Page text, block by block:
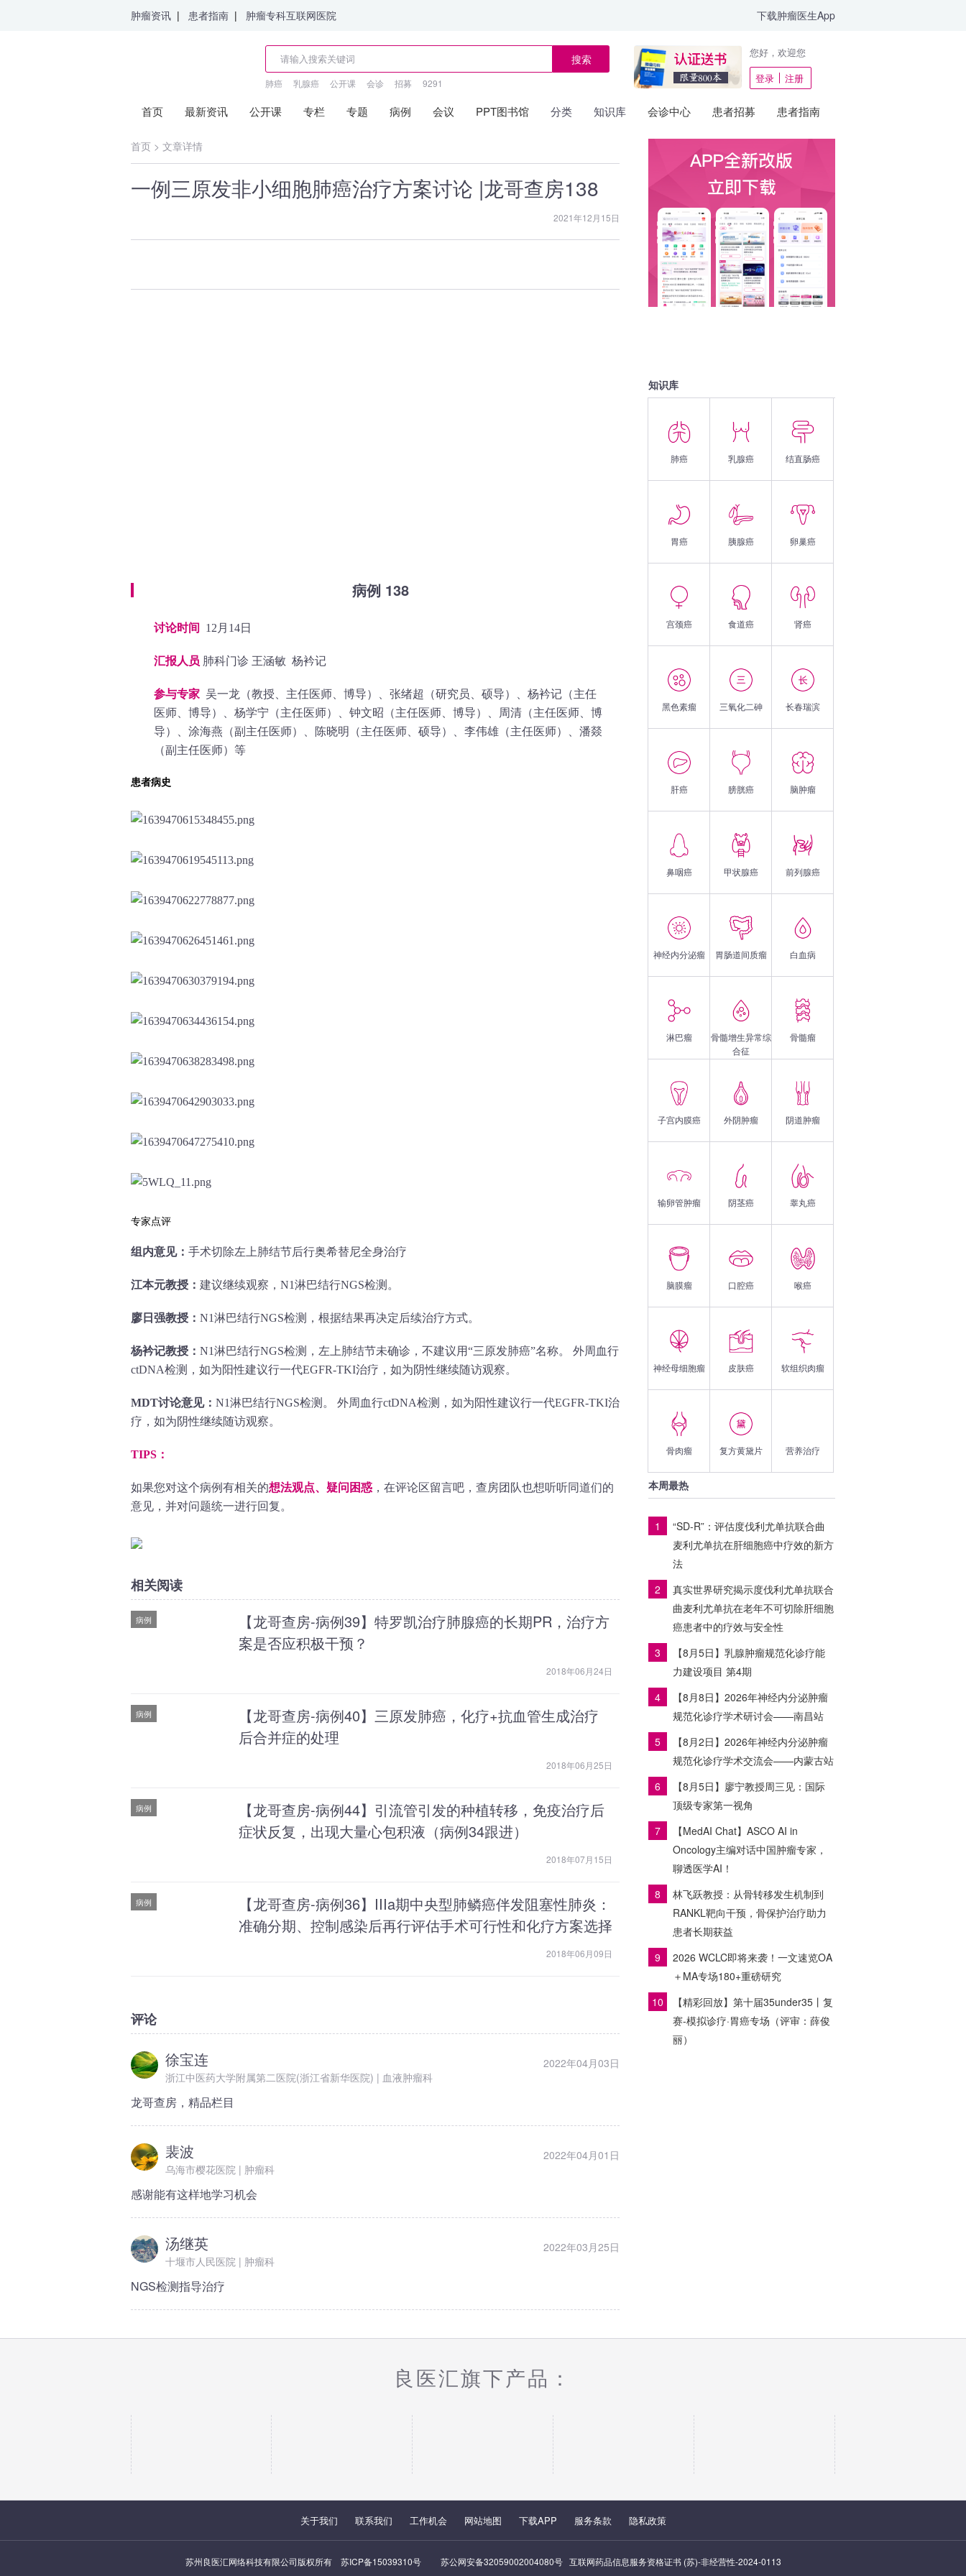
肿瘤资讯 | 患者指南 | 肿瘤专科互联网医院 下载肿瘤医生App
搜索
肺癌 乳腺癌 公开课 会诊 招募 9291
您好，欢迎您
登录
注册
首页 最新资讯 公开课 专栏 专题 病例 会议 PPT图书馆 分类 知识库 会诊中心 患者招募 患者指南
知识库
肺癌 乳腺癌 结直肠癌
胃癌 胰腺癌 卵巢癌
宫颈癌 食道癌 肾癌
黑色素瘤 三氧化二砷 长春瑞滨
肝癌 膀胱癌 脑肿瘤
鼻咽癌 甲状腺癌 前列腺癌
神经内分泌瘤 胃肠道间质瘤 白血病
淋巴瘤
骨髓增生异常综
合征
骨髓瘤
子宫内膜癌 外阴肿瘤 阴道肿瘤
输卵管肿瘤 阴茎癌 睾丸癌
脑膜瘤 口腔癌 喉癌
神经母细胞瘤 皮肤癌 软组织肉瘤
骨肉瘤 复方黄黛片 营养治疗
本周最热
1
“SD-R”：评估度伐利尤单抗联合曲
麦利尤单抗在肝细胞癌中疗效的新方
法
2
真实世界研究揭示度伐利尤单抗联合
曲麦利尤单抗在老年不可切除肝细胞
癌患者中的疗效与安全性
3
【8月5日】乳腺肿瘤规范化诊疗能
力建设项目 第4期
4
【8月8日】2026年神经内分泌肿瘤
规范化诊疗学术研讨会——南昌站
5
【8月2日】2026年神经内分泌肿瘤
规范化诊疗学术交流会——内蒙古站
6
【8月5日】廖宁教授周三见：国际
顶级专家第一视角
7
【MedAI Chat】ASCO AI in
Oncology主编对话中国肿瘤专家，
聊透医学AI！
8
林飞跃教授：从骨转移发生机制到
RANKL靶向干预，骨保护治疗助力
患者长期获益
9
2026 WCLC即将来袭！一文速览OA
＋MA专场180+重磅研究
10
【精彩回放】第十届35under35丨复
赛-模拟诊疗·胃癌专场（评审：薛俊
丽）
首页 > 文章详情
一例三原发非小细胞肺癌治疗方案讨论 |龙哥查房138
2021年12月15日
病例 138
讨论时间 12月14日
汇报人员 肺科门诊 王涵敏 杨衿记
参与专家 吴一龙（教授、主任医师、博导）、张绪超（研究员、硕导）、杨衿记（主任
医师、博导）、杨学宁（主任医师）、钟文昭（主任医师、博导）、周清（主任医师、博
导）、涂海燕（副主任医师）、陈晓明（主任医师、硕导）、李伟雄（主任医师）、潘燚
（副主任医师）等
患者病史
专家点评
组内意见： 手术切除左上肺结节后行奥希替尼全身治疗
江本元教授： 建议继续观察，N1淋巴结行NGS检测。
廖日强教授： N1淋巴结行NGS检测，根据结果再决定后续治疗方式。
杨衿记教授： N1淋巴结行NGS检测，左上肺结节未确诊，不建议用“三原发肺癌”名称。 外周血行
ctDNA检测，如为阳性建议行一代EGFR-TKI治疗，如为阴性继续随访观察。
MDT讨论意见： N1淋巴结行NGS检测。 外周血行ctDNA检测，如为阳性建议行一代EGFR-TKI治
疗，如为阴性继续随访观察。
TIPS：
如果您对这个病例有相关的想法观点、疑问困惑 ，在评论区留言吧，查房团队也想听听同道们的
意见，并对问题统一进行回复。
相关阅读
【龙哥查房-病例39】特罗凯治疗肺腺癌的长期PR，治疗方
案是否应积极干预？
2018年06月24日
病例
【龙哥查房-病例40】三原发肺癌，化疗+抗血管生成治疗
后合并症的处理
2018年06月25日
病例
【龙哥查房-病例44】引流管引发的种植转移，免疫治疗后
症状反复，出现大量心包积液（病例34跟进）
2018年07月15日
病例
【龙哥查房-病例36】IIIa期中央型肺鳞癌伴发阻塞性肺炎：
准确分期、控制感染后再行评估手术可行性和化疗方案选择
2018年06月09日
病例
评论
2022年04月03日
徐宝连
浙江中医药大学附属第二医院(浙江省新华医院) | 血液肿瘤科
龙哥查房，精品栏目
2022年04月01日
裴波
乌海市樱花医院 | 肿瘤科
感谢能有这样地学习机会
2022年03月25日
汤继英
十堰市人民医院 | 肿瘤科
NGS检测指导治疗
良医汇旗下产品：
关于我们 联系我们 工作机会 网站地图 下载APP 服务条款 隐私政策
苏州良医汇网络科技有限公司版权所有 苏ICP备15039310号 苏公网安备32059002004080号 互联网药品信息服务资格证书 (苏)-非经营性-2024-0113